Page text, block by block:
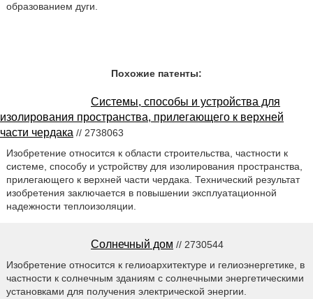
образованием дуги.
Похожие патенты:
Системы, способы и устройства для
изолирования пространства, прилегающего к верхней
части чердака // 2738063
Изобретение относится к области строительства, частности к
системе, способу и устройству для изолирования пространства,
прилегающего к верхней части чердака. Технический результат
изобретения заключается в повышении эксплуатационной
надежности теплоизоляции.
Солнечный дом // 2730544
Изобретение относится к гелиоархитектуре и гелиоэнергетике, в
частности к солнечным зданиям с солнечными энергетическими
установками для получения электрической энергии.